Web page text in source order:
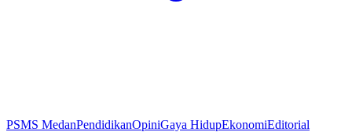
PSMS MedanPendidikanOpiniGaya HidupEkonomiEditorial